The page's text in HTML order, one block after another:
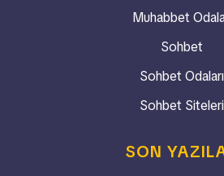
Muhabbet
Sohbet
Sohbet Odaları
Sohbet Siteleri
SON